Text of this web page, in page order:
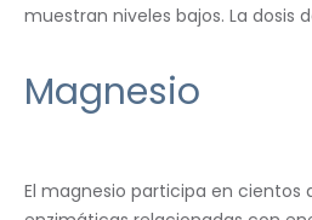
muestran niveles bajos. La dosis
Magnesio
El magnesio participa en cientos